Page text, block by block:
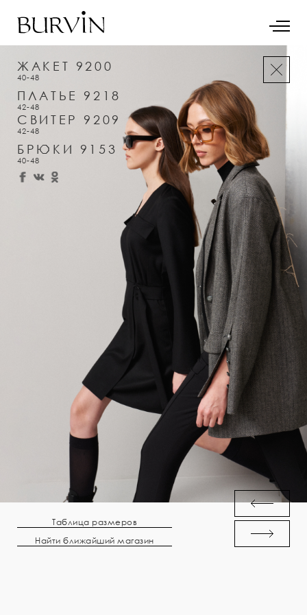
ЖАКЕТ 9200
40-48
ПЛАТЬЕ 9218
42-48
СВИТЕР 9209
42-48
БРЮКИ 9153
40-48
Таблица размеров
Найти ближайший магазин